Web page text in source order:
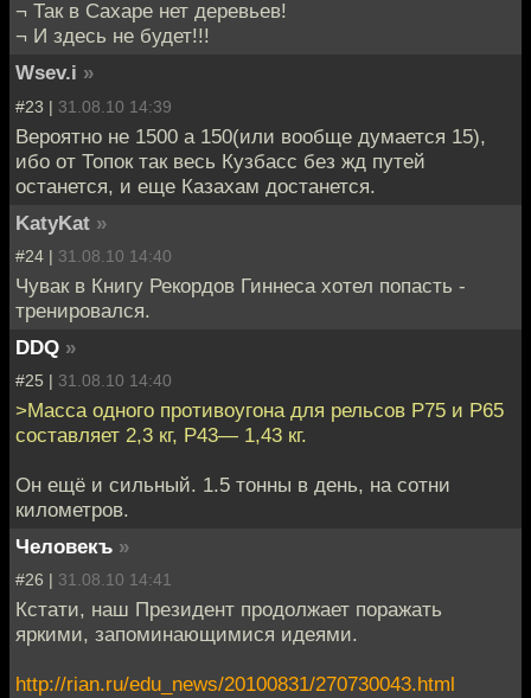
¬ Так в Сахаре нет деревьев!
¬ И здесь не будет!!!
Wsev.i »
#23 | 31.08.10 14:39
Вероятно не 1500 а 150(или вообще думается 15),
ибо от Топок так весь Кузбасс без жд путей
останется, и еще Казахам достанется.
KatyKat »
#24 | 31.08.10 14:40
Чувак в Книгу Рекордов Гиннеса хотел попасть -
тренировался.
DDQ »
#25 | 31.08.10 14:40
>Масса одного противоугона для рельсов Р75 и Р65
составляет 2,3 кг, Р43— 1,43 кг.
Он ещё и сильный. 1.5 тонны в день, на сотни
километров.
Человекъ »
#26 | 31.08.10 14:41
Кстати, наш Президент продолжает поражать
яркими, запоминающимися идеями.
http://rian.ru/edu_news/20100831/270730043.html